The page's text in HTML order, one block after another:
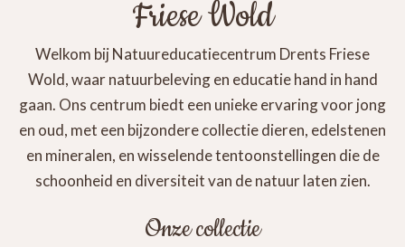
Friese Wold
Welkom bij Natuureducatiecentrum Drents Friese
Wold, waar natuurbeleving en educatie hand in hand
gaan. Ons centrum biedt een unieke ervaring voor jong
en oud, met een bijzondere collectie dieren, edelstenen
en mineralen, en wisselende tentoonstellingen die de
schoonheid en diversiteit van de natuur laten zien.
Onze collectie